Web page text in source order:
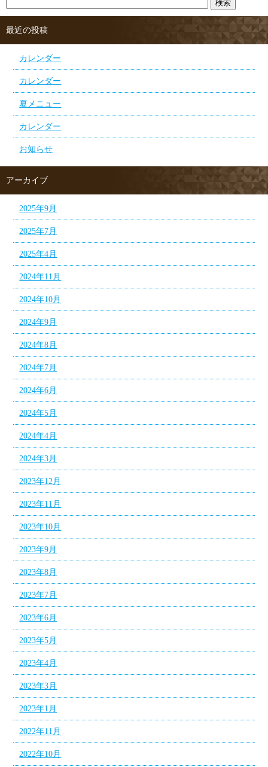
最近の投稿
カレンダー
カレンダー
夏メニュー
カレンダー
お知らせ
アーカイブ
2025年9月
2025年7月
2025年4月
2024年11月
2024年10月
2024年9月
2024年8月
2024年7月
2024年6月
2024年5月
2024年4月
2024年3月
2023年12月
2023年11月
2023年10月
2023年9月
2023年8月
2023年7月
2023年6月
2023年5月
2023年4月
2023年3月
2023年1月
2022年11月
2022年10月